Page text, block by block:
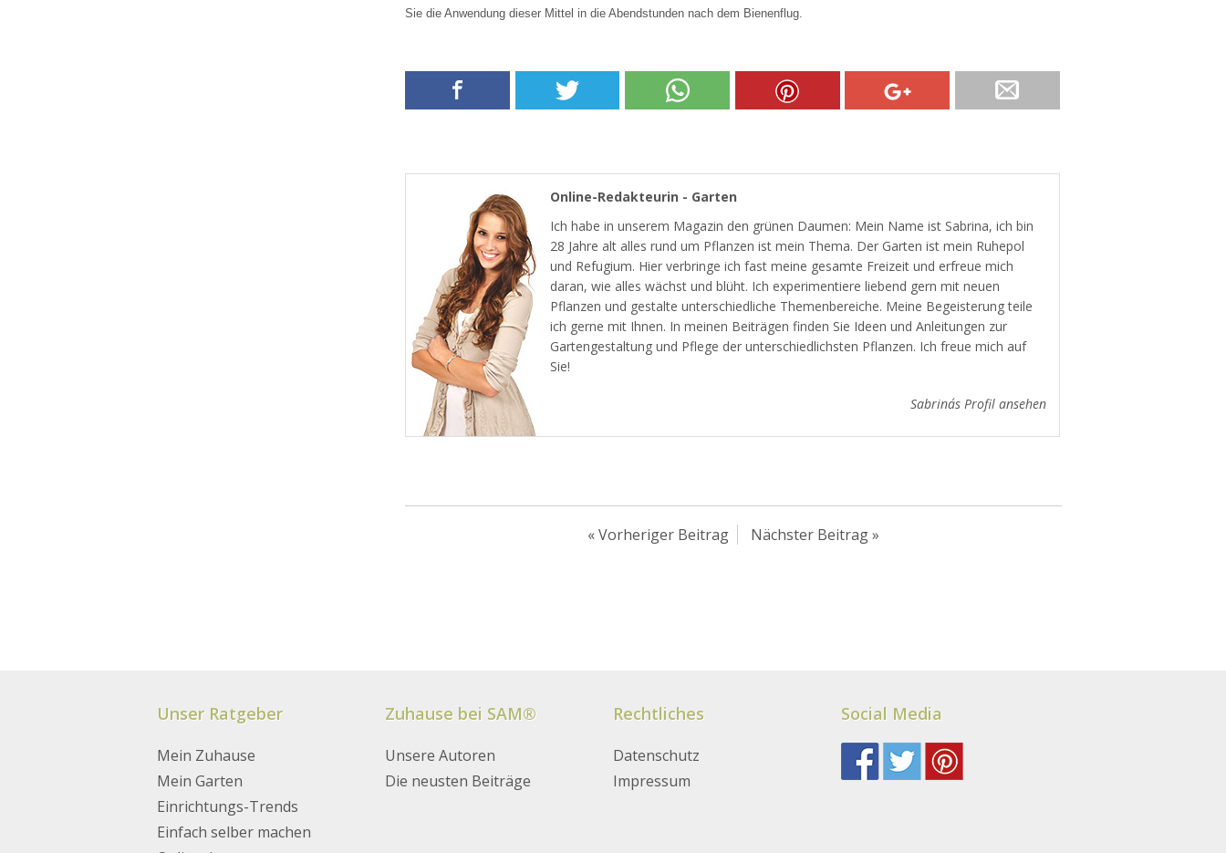
Sie die Anwendung dieser Mittel in die Abendstunden nach dem Bienenflug.
Online-Redakteurin - Garten
Ich habe in unserem Magazin den grünen Daumen: Mein Name ist Sabrina, ich bin
28 Jahre alt alles rund um Pflanzen ist mein Thema. Der Garten ist mein Ruhepol
und Refugium. Hier verbringe ich fast meine gesamte Freizeit und erfreue mich
daran, wie alles wächst und blüht. Ich experimentiere liebend gern mit neuen
Pflanzen und gestalte unterschiedliche Themenbereiche. Meine Begeisterung teile
ich gerne mit Ihnen. In meinen Beiträgen finden Sie Ideen und Anleitungen zur
Gartengestaltung und Pflege der unterschiedlichsten Pflanzen. Ich freue mich auf
Sie!
Sabrina´s Profil ansehen
«Vorheriger Beitrag Nächster Beitrag»
Unser Ratgeber
Mein Zuhause
Badezimmer
Einrichtungs-Tipps
Kinderzimmer
Küche
Mein Garten
Garten-Tipps
Gartenmöbel
Inspiration
Pflanzen
Einrichtungs-Trends
Dekoration
Stilrichtungen
Einfach selber machen
Dekorieren
Heimwerken
Zuhause bei SAM®
Unsere Autoren
Die neusten Beiträge
Rechtliches
Datenschutz
Impressum
Social Media